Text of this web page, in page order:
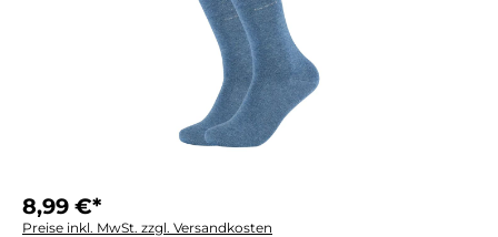
8,99 €*
Preise inkl. MwSt. zzgl. Versandkosten